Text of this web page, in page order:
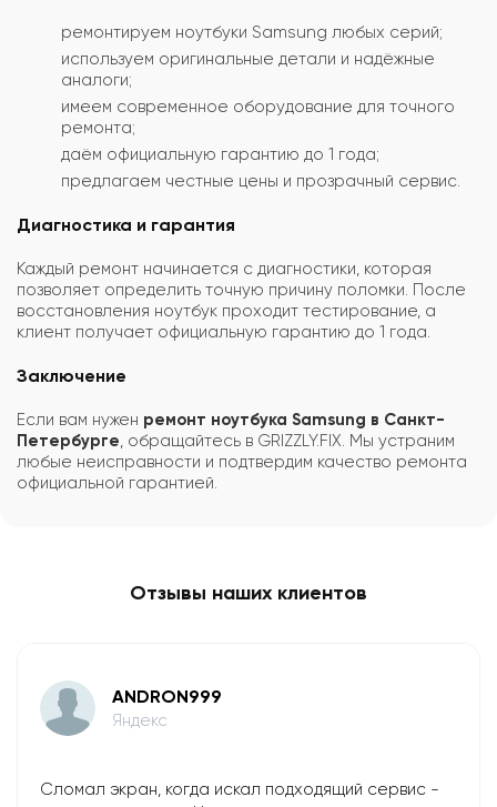
ремонтируем ноутбуки Samsung любых серий;
используем оригинальные детали и надёжные
аналоги;
имеем современное оборудование для точного
ремонта;
даём официальную гарантию до 1 года;
предлагаем честные цены и прозрачный сервис.
Диагностика и гарантия
Каждый ремонт начинается с диагностики, которая
позволяет определить точную причину поломки. После
восстановления ноутбук проходит тестирование, а
клиент получает официальную гарантию до 1 года.
Заключение
Если вам нужен ремонт ноутбука Samsung в Санкт-
Петербурге , обращайтесь в GRIZZLY.FIX. Мы устраним
любые неисправности и подтвердим качество ремонта
официальной гарантией.
Отзывы наших клиентов
ANDRON999
Яндекс
Сломал экран, когда искал подходящий сервис -